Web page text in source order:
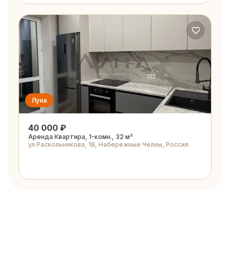
Луна
40 000 ₽
Аренда Квартира, 1-комн., 32 м²
ул Раскольникова, 18, Набережные Челны, Россия